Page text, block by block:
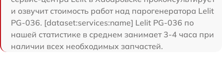
и озвучит стоимость работ над парогенератора Lelit
PG-036. [dataset:services:name] Lelit PG-036 по
нашей статистике в среднем занимает 3-4 часа при
наличии всех необходимых запчастей.